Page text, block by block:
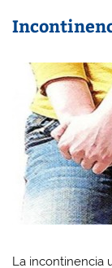
La incontinencia